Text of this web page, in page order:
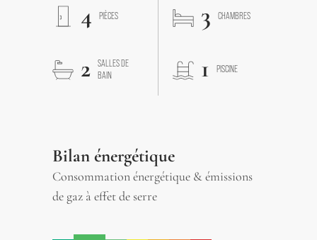
4
PIÈCES 3 CHAMBRES
2
SALLES DE
BAIN
1 PISCINE
Bilan énergétique
Consommation énergétique & émissions
de gaz à effet de serre